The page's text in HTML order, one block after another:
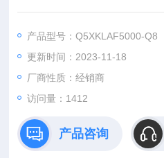
现货库存，价格好，欢迎来确认！
产品型号：Q5XKLAF5000-Q8
更新时间：2023-11-18
厂商性质：经销商
访问量：1412
产品咨询